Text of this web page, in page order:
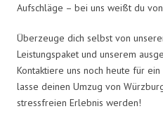
Aufschläge – bei uns weißt du
Überzeuge dich selbst von
Leistungspaket und unserem
Kontaktiere uns noch heute für
lasse deinen Umzug von
stressfreien Erlebnis werden!